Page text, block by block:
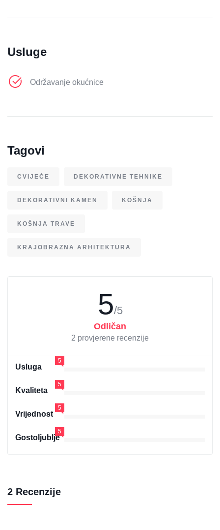
Usluge
Održavanje okućnice
Tagovi
CVIJEĆE DEKORATIVNE TEHNIKE
DEKORATIVNI KAMEN KOŠNJA
KOŠNJA TRAVE
KRAJOBRAZNA ARHITEKTURA
5/5
Odličan
2 provjerene recenzije
Usluga
5
Kvaliteta
5
Vrijednost
5
Gostoljublje
5
2 Recenzije